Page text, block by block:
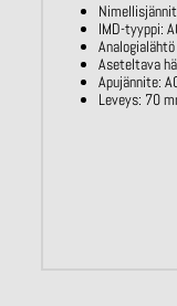
IMD-tyyppi:
Aseteltava
Apujännite:
Leveys: 70